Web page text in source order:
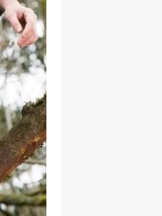
Metnimizi okumak ve
.